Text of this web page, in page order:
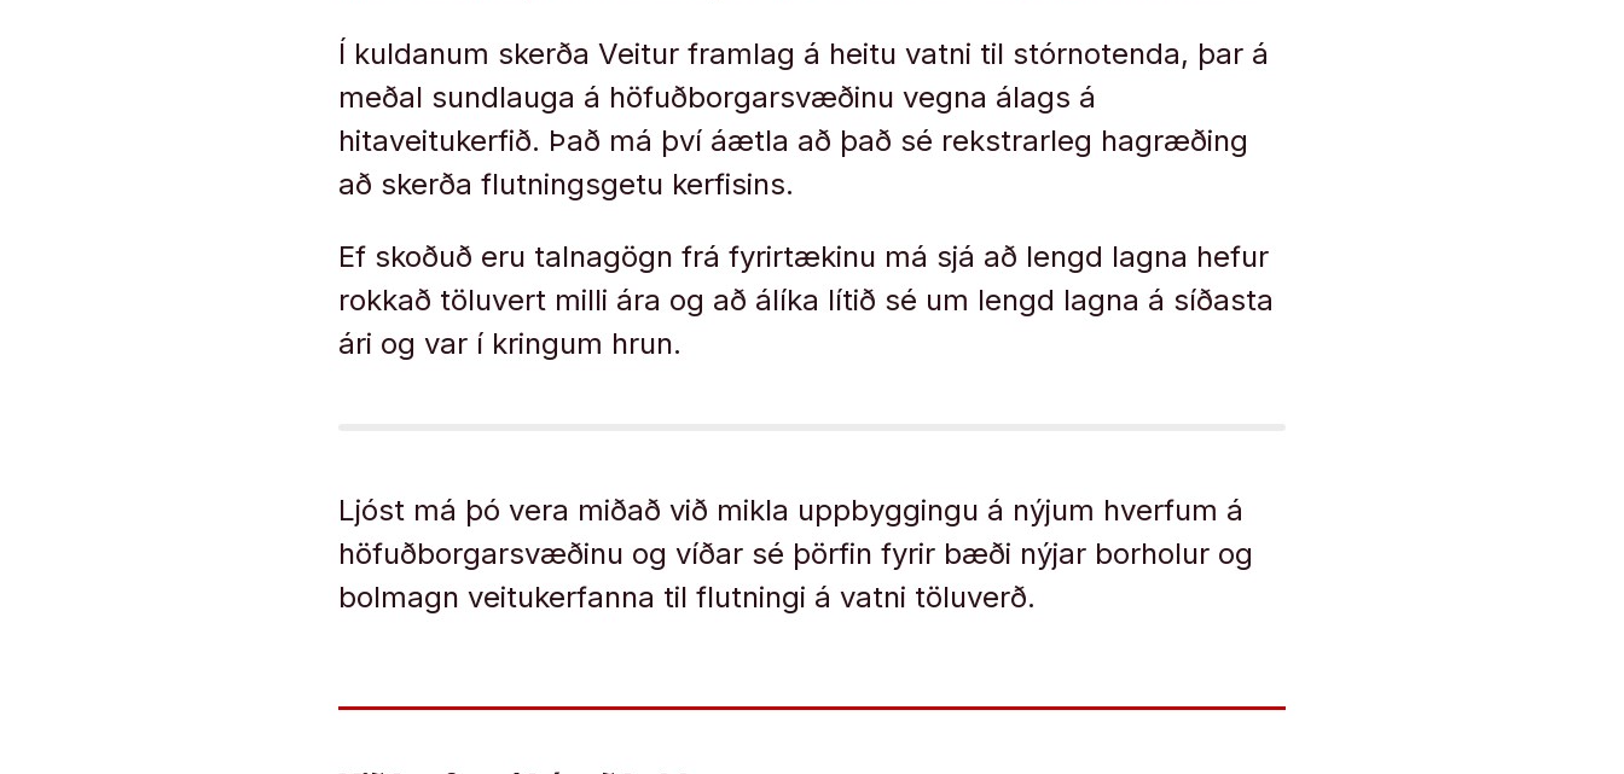
Í kuldanum skerða Veitur framlag á heitu vatni til stórnotenda, þar á
meðal sundlauga á höfuðborgarsvæðinu vegna álags á
hitaveitukerfið. Það má því áætla að það sé rekstrarleg hagræðing
að skerða flutningsgetu kerfisins.
Ef skoðuð eru talnagögn frá fyrirtækinu má sjá að lengd lagna hefur
rokkað töluvert milli ára og að álíka lítið sé um lengd lagna á síðasta
ári og var í kringum hrun.
Ljóst má þó vera miðað við mikla uppbyggingu á nýjum hverfum á
höfuðborgarsvæðinu og víðar sé þörfin fyrir bæði nýjar borholur og
bolmagn veitukerfanna til flutningi á vatni töluverð.